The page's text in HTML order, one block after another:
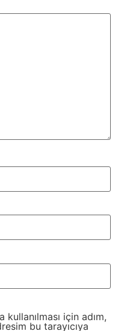
için adım,
bu tarayıcıya